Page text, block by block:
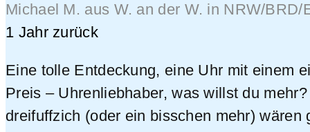
Michael M. aus W. an der W. in NRW/BRD/
1 Jahr zurück
Eine tolle Entdeckung, eine Uhr mit einem
Preis – Uhrenliebhaber, was willst du
dreifuffzich (oder ein bisschen mehr)